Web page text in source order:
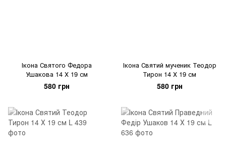
Ікона Святого Федора
Ушакова 14 Х 19 см
580 грн
Ікона Святий мученик Теодор
Тирон 14 Х 19 см
580 грн